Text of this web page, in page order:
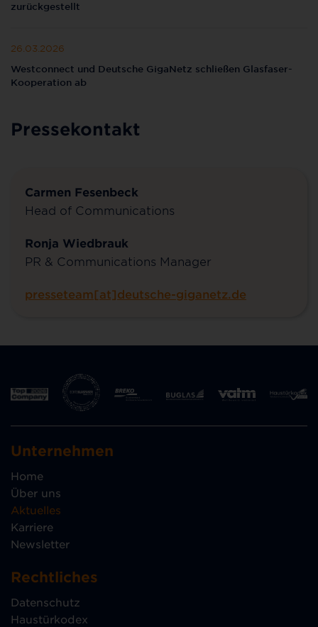
zurückgestellt
26.03.2026
Westconnect und Deutsche GigaNetz schließen Glasfaser-
Kooperation ab
Pressekontakt
Carmen Fesenbeck
Head of Communications
Ronja Wiedbrauk
PR & Communications Manager
presseteam[at]deutsche-giganetz.de
Unternehmen
Home
Über uns
Aktuelles
Karriere
Newsletter
Rechtliches
Datenschutz
Haustürkodex